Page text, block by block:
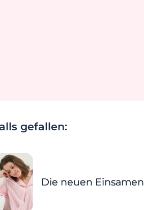
gefallen:
Die neuen Einsamen